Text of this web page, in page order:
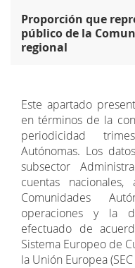
Proporción que
público de la
regional
Este apartado
en términos de la
periodicidad
Autónomas. Los
subsector
cuentas
Comunidades
operaciones y la
efectuado de
Sistema Europeo de
la Unión Europea